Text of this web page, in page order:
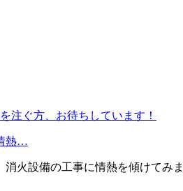
熱…
消火設備の工事に情熱を傾けてみ